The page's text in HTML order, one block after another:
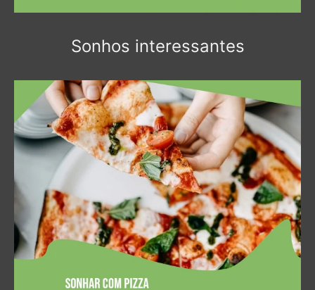
Sonhos interessantes